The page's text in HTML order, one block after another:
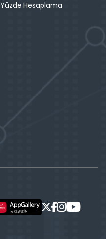
Yüzde Hesaplama